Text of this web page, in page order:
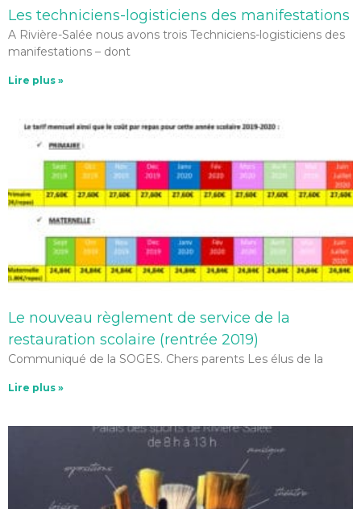
Les techniciens-logisticiens des manifestations
A Rivière-Salée nous avons trois Techniciens-logisticiens des
manifestations – dont
Lire plus »
Le nouveau règlement de service de la
restauration scolaire (rentrée 2019)
Communiqué de la SOGES. Chers parents Les élus de la
Lire plus »